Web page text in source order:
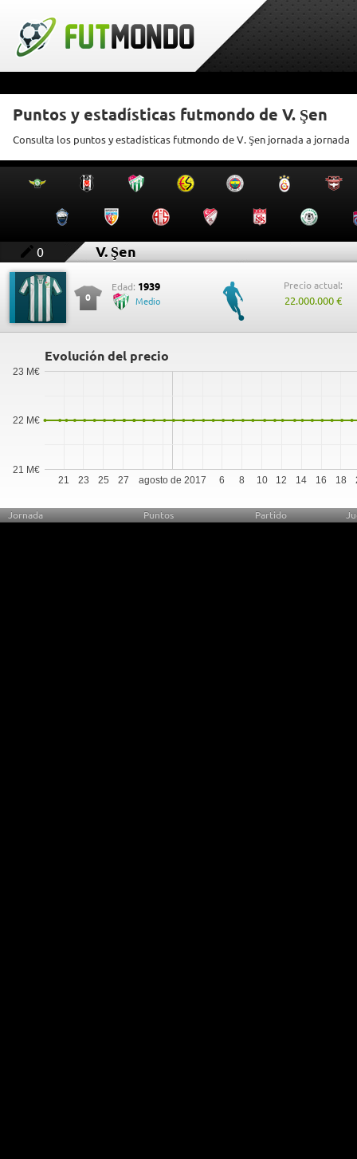
Puntos y estadísticas futmondo de V. Şen
Consulta los puntos y estadísticas futmondo de V. Şen jornada a jornada
0 V. Şen
0
Edad: 1939
Medio
Precio actual:
22.000.000 €
Evolución del precio
agosto de 2017
21 23 25 27 6 8 10 12 14 16 18
21 M€
22 M€
23 M€
Jornada Puntos Partido